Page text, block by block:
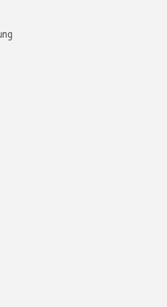
Planungsaufgabe dar und
der Investitionshöhe
nicht zeitgemäß ist, verdeutlicht
der Ei Electronics KG, im
Ei Electronics ist seit 60 Jahren
Brandschutzlösungen in
Was macht diesen Erfolg aus?
zählen neben
die finanzielle und
Unsere Wurzeln reichen zurück ins
als Niederlassung von
Seit einem Management-
von persönlich
und hat sich einen